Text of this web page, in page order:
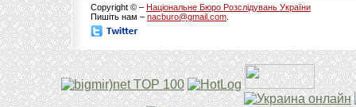
Copyright © – Національне Бюро Розслідувань України
Пишіть нам – nacburo@gmail.com